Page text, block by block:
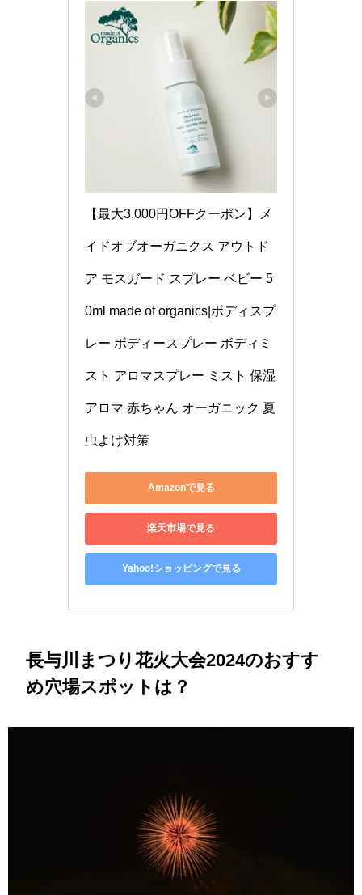
【最大3,000円OFFクーポン】メ
イドオブオーガニクス アウトド
ア モスガード スプレー ベビー 5
0ml made of organics|ボディスプ
レー ボディースプレー ボディミ
スト アロマスプレー ミスト 保湿
アロマ 赤ちゃん オーガニック 夏
虫よけ対策
Amazonで見る
楽天市場で見る
Yahoo!ショッピングで見る
長与川まつり花火大会2024のおすす
め穴場スポットは？